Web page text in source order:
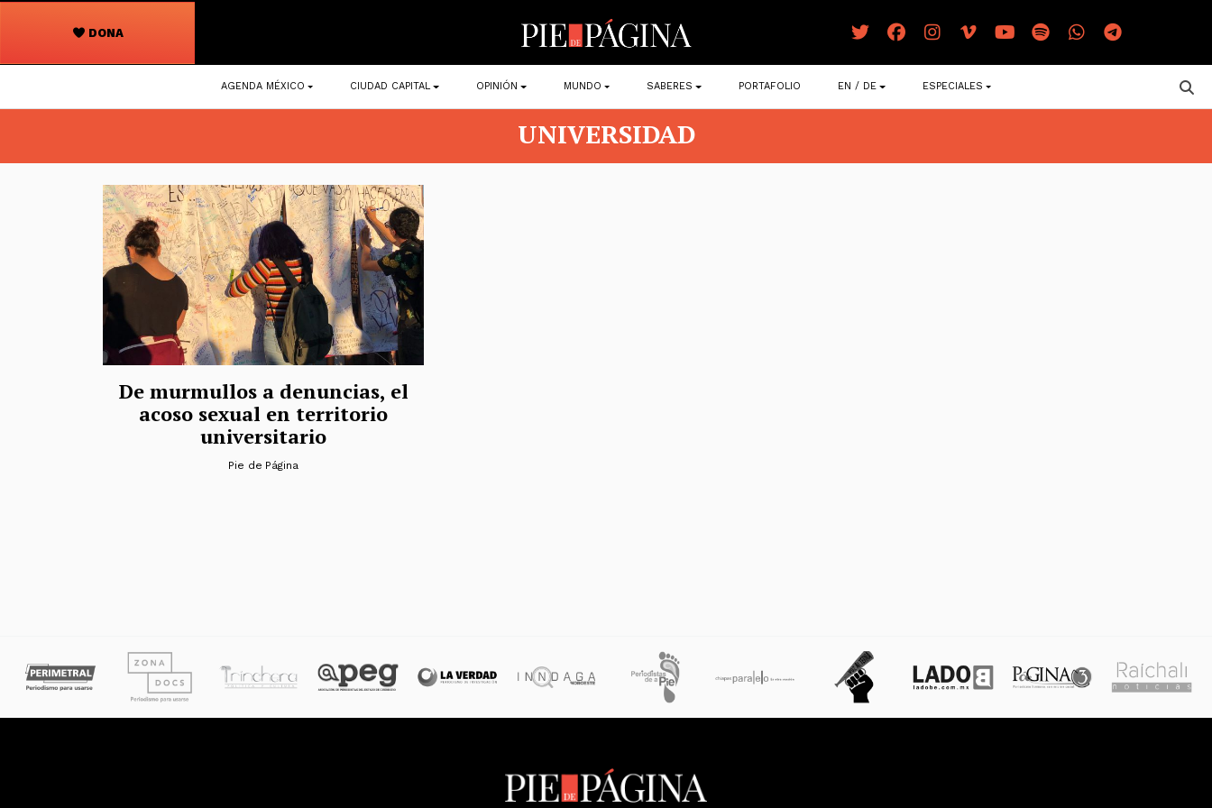
DONA
Navegación
principal
AGENDA MÉXICO CIUDAD CAPITAL OPINIÓN MUNDO SABERES PORTAFOLIO EN / DE ESPECIALES
UNIVERSIDAD
De murmullos a denuncias, el
acoso sexual en territorio
universitario
Pie de Página